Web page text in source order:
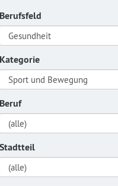
Berufsfeld
Kategorie
Beruf
Stadtteil